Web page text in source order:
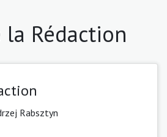
Rédaction
Rabsztyn